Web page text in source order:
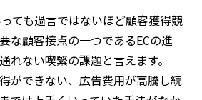
ても過言ではないほど顧客獲得競
な顧客接点の一つであるECの進
れない喫緊の課題と言えます。
ができない、広告費用が高騰し続